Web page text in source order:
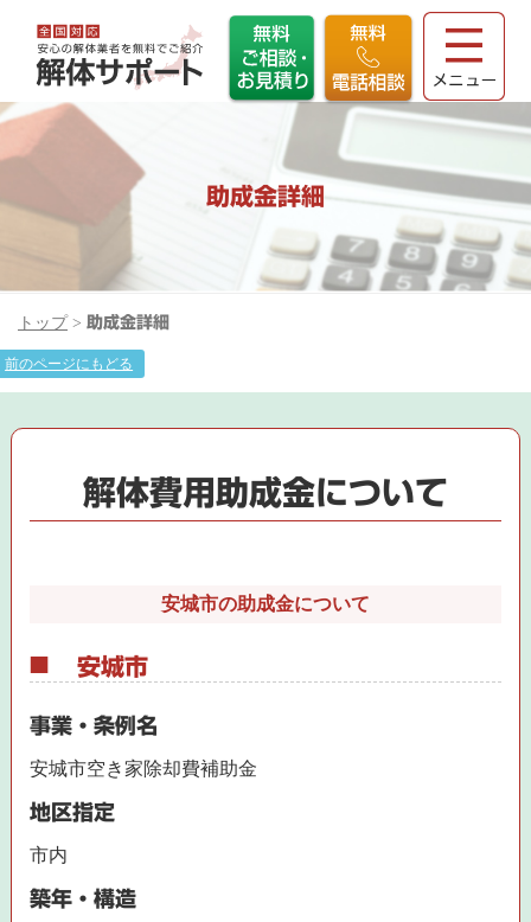
助成金詳細
トップ > 助成金詳細
前のページにもどる
解体費用助成金について
安城市の助成金について
安城市
事業・条例名
安城市空き家除却費補助金
地区指定
市内
築年・構造